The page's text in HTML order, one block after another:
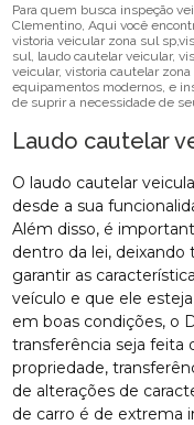
Para quem busca inspeção
Clementino, Aqui você
vistoria veicular zona sul
sul, laudo cautelar veicular,
veicular, vistoria cautelar
equipamentos modernos, e
de suprir a necessidade de
Laudo cautelar
O laudo cautelar
desde a sua
Além disso, é
dentro da lei,
garantir as
veículo e que ele
em boas condições, o
transferência seja feita
propriedade,
de alterações de
de carro é de extrema